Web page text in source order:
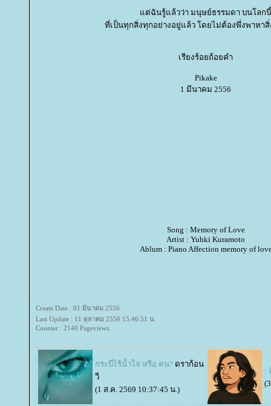
ต่ฉันรู้แล้วว่า มนุษย์ธรรมดา บนโลกนี้
ที่เป็นทุกสิ่งทุกอย่างอยู่แล้ว โดยไม่ต้องพึ่งพาหา
เรียงร้อยถ้อยคำ
Pikake
1 มีนาคม 2556
Song : Memory of Love
Artist : Yuhki Kuramoto
Ablum : Piano Affection memory of
Create Date : 01 มีนาคม 2556
Last Update : 11 ตุลาคม 2556 15:46:51 น.
Counter : 2140 Pageviews.
กระบี่ไร้น้ำใจ หรือ คน? ดราก้อน
วี
(1 ส.ค. 2569 10:37:45 น.)
: